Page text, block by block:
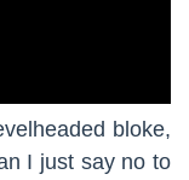
bloke,
I just say no to